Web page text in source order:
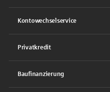
Kontowechselservice
Privatkredit
Baufinanzierung